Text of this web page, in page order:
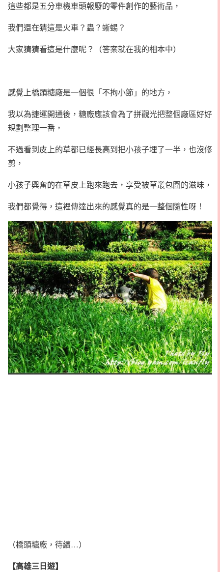
這些都是五分車機車頭報廢的零件創作的藝術品，
我們還在猜這是火車？蟲？蜥蜴？
大家猜猜看這是什麼呢？（答案就在我的相本中）
感覺上橋頭糖廠是一個很「不拘小節」的地方，
我以為捷運開通後，糖廠應該會為了拼觀光把整個廠區好好
規劃整理一番，
不過看到皮上的草都已經長高到把小孩子埋了一半，也沒修
剪，
小孩子興奮的在草皮上跑來跑去，享受被草叢包圍的滋味，
我們都覺得，這裡傳達出來的感覺真的是一整個隨性呀！
（橋頭糖廠，待續…）
【高雄三日遊】